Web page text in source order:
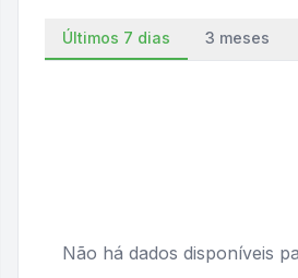
Últimos 7 dias 3 meses
Não há dados disponíveis